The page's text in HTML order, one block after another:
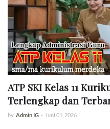
ATP SKI Kelas 11
Terlengkap dan
by Admin IG - Juni 01, 2026